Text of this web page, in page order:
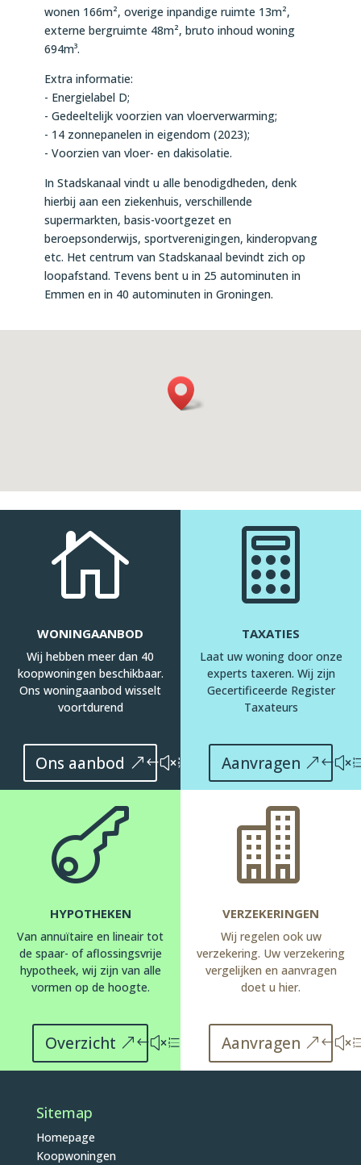
wonen 166m², overige inpandige ruimte 13m²,
externe bergruimte 48m², bruto inhoud woning
694m³.
Extra informatie:
- Energielabel D;
- Gedeeltelijk voorzien van vloerverwarming;
- 14 zonnepanelen in eigendom (2023);
- Voorzien van vloer- en dakisolatie.
In Stadskanaal vindt u alle benodigdheden, denk
hierbij aan een ziekenhuis, verschillende
supermarkten, basis-voortgezet en
beroepsonderwijs, sportverenigingen, kinderopvang
etc. Het centrum van Stadskanaal bevindt zich op
loopafstand. Tevens bent u in 25 autominuten in
Emmen en in 40 autominuten in Groningen.

WONINGAANBOD
Wij hebben meer dan 40
koopwoningen beschikbaar.
Ons woningaanbod wisselt
voortdurend
Ons aanbod

TAXATIES
Laat uw woning door onze
experts taxeren. Wij zijn
Gecertificeerde Register
Taxateurs
Aanvragen

HYPOTHEKEN
Van annuïtaire en lineair tot
de spaar- of aflossingsvrije
hypotheek, wij zijn van alle
vormen op de hoogte.
Overzicht

VERZEKERINGEN
Wij regelen ook uw
verzekering. Uw verzekering
vergelijken en aanvragen
doet u hier.
Aanvragen
Sitemap
Homepage
Koopwoningen